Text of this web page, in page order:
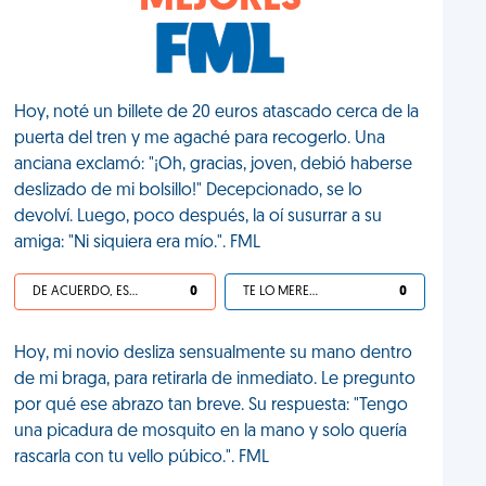
Hoy, noté un billete de 20 euros atascado cerca de la
puerta del tren y me agaché para recogerlo. Una
anciana exclamó: "¡Oh, gracias, joven, debió haberse
deslizado de mi bolsillo!" Decepcionado, se lo
devolví. Luego, poco después, la oí susurrar a su
amiga: "Ni siquiera era mío.". FML
DE ACUERDO, ES UNA VIDA HP 0 TE LO MERECES 0
Hoy, mi novio desliza sensualmente su mano dentro
de mi braga, para retirarla de inmediato. Le pregunto
por qué ese abrazo tan breve. Su respuesta: "Tengo
una picadura de mosquito en la mano y solo quería
rascarla con tu vello púbico.". FML